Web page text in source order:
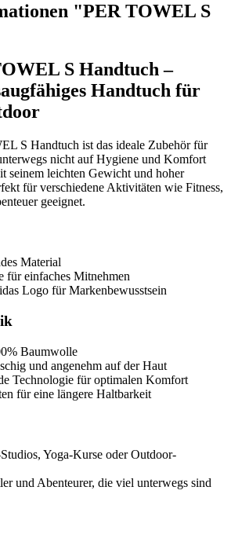
"PER TOWEL S
S Handtuch –
Handtuch für
S Handtuch ist das ideale Zubehör für
nicht auf Hygiene und Komfort
seinem leichten Gewicht und hoher
für verschiedene Aktivitäten wie Fitness,
geeignet.
Material
für einfaches Mitnehmen
Logo für Markenbewusstsein
Baumwolle
und angenehm auf der Haut
Technologie für optimalen Komfort
für eine längere Haltbarkeit
Yoga-Kurse oder Outdoor-
und Abenteurer, die viel unterwegs sind